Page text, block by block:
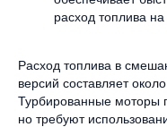
расход топлива на
Расход топлива в
версий составляет
Турбированные моторы
но требуют